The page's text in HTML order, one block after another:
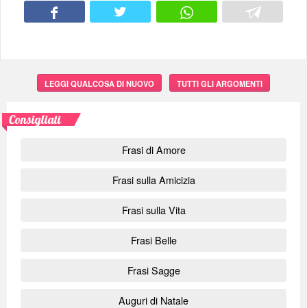
LEGGI QUALCOSA DI NUOVO TUTTI GLI ARGOMENTI
Consigliati
Frasi di Amore
Frasi sulla Amicizia
Frasi sulla Vita
Frasi Belle
Frasi Sagge
Auguri di Natale